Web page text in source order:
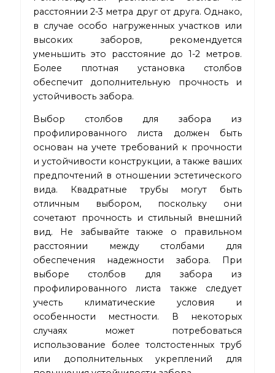
расстоянии 2-3 метра друг от друга. Однако,
в случае особо нагруженных участков или
высоких заборов, рекомендуется
уменьшить это расстояние до 1-2 метров.
Более плотная установка столбов
обеспечит дополнительную прочность и
устойчивость забора.
Выбор столбов для забора из
профилированного листа должен быть
основан на учете требований к прочности
и устойчивости конструкции, а также ваших
предпочтений в отношении эстетического
вида. Квадратные трубы могут быть
отличным выбором, поскольку они
сочетают прочность и стильный внешний
вид. Не забывайте также о правильном
расстоянии между столбами для
обеспечения надежности забора. При
выборе столбов для забора из
профилированного листа также следует
учесть климатические условия и
особенности местности. В некоторых
случаях может потребоваться
использование более толстостенных труб
или дополнительных укреплений для